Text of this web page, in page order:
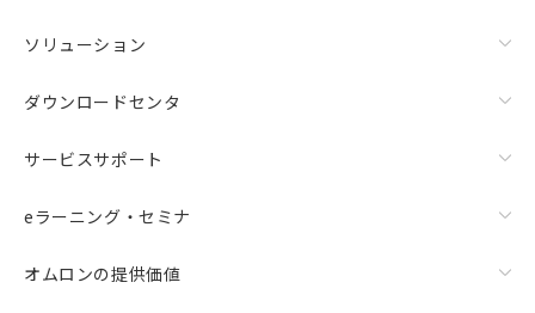
ソリューション
ダウンロードセンタ
サービスサポート
eラーニング・セミナ
オムロンの提供価値